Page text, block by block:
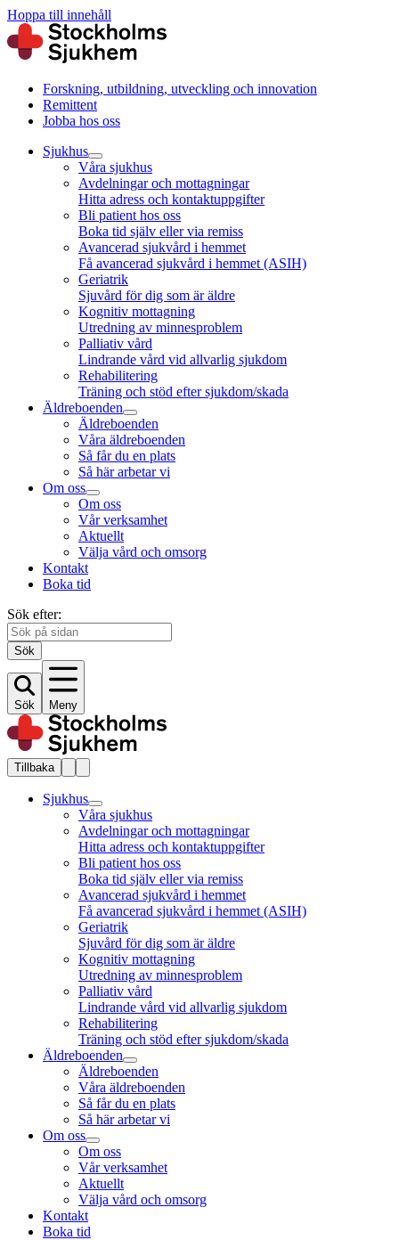
Hoppa till innehåll
Forskning, utbildning, utveckling och innovation
Remittent
Jobba hos oss
Sjukhus
Våra sjukhus
Avdelningar och mottagningar
Hitta adress och kontaktuppgifter
Bli patient hos oss
Boka tid själv eller via remiss
Avancerad sjukvård i hemmet
Få avancerad sjukvård i hemmet (ASIH)
Geriatrik
Sjuvård för dig som är äldre
Kognitiv mottagning
Utredning av minnesproblem
Palliativ vård
Lindrande vård vid allvarlig sjukdom
Rehabilitering
Träning och stöd efter sjukdom/skada
Äldreboenden
Äldreboenden
Våra äldreboenden
Så får du en plats
Så här arbetar vi
Om oss
Om oss
Vår verksamhet
Aktuellt
Välja vård och omsorg
Kontakt
Boka tid
Sök efter:
Sök
Sök Meny
Tillbaka
Sjukhus
Våra sjukhus
Avdelningar och mottagningar
Hitta adress och kontaktuppgifter
Bli patient hos oss
Boka tid själv eller via remiss
Avancerad sjukvård i hemmet
Få avancerad sjukvård i hemmet (ASIH)
Geriatrik
Sjuvård för dig som är äldre
Kognitiv mottagning
Utredning av minnesproblem
Palliativ vård
Lindrande vård vid allvarlig sjukdom
Rehabilitering
Träning och stöd efter sjukdom/skada
Äldreboenden
Äldreboenden
Våra äldreboenden
Så får du en plats
Så här arbetar vi
Om oss
Om oss
Vår verksamhet
Aktuellt
Välja vård och omsorg
Kontakt
Boka tid